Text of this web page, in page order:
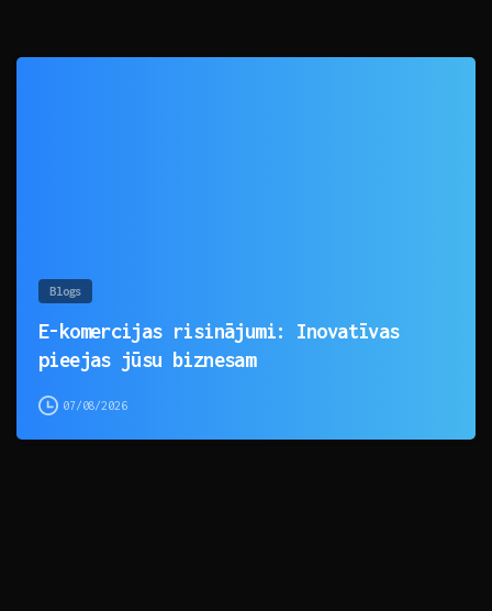
Blogs
E-komercijas risinājumi: Inovatīvas
pieejas jūsu biznesam
07/08/2026